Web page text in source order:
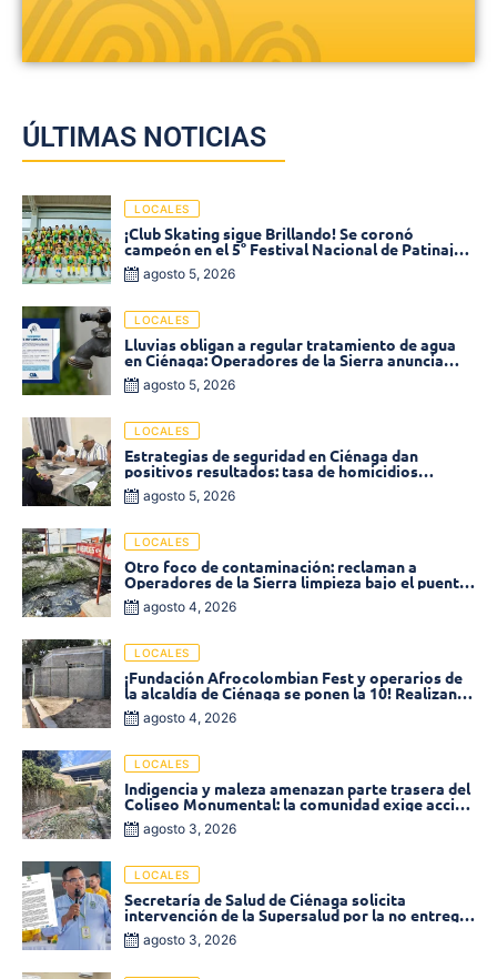
ÚLTIMAS NOTICIAS
LOCALES
¡Club Skating sigue Brillando! Se coronó
campeón en el 5° Festival Nacional de Patinaje
«Soledad sobre Ruedas»
agosto 5, 2026
LOCALES
Lluvias obligan a regular tratamiento de agua
en Ciénaga: Operadores de la Sierra anuncia
baja presión en varios sectores
agosto 5, 2026
LOCALES
Estrategias de seguridad en Ciénaga dan
positivos resultados: tasa de homicidios
disminuyó un 58% en 2026
agosto 5, 2026
LOCALES
Otro foco de contaminación: reclaman a
Operadores de la Sierra limpieza bajo el puente
de la calle 19 con carrera 11
agosto 4, 2026
LOCALES
¡Fundación Afrocolombian Fest y operarios de
la alcaldía de Ciénaga se ponen la 10! Realizan
limpieza de la parte posterior del Coliseo
Monumental
agosto 4, 2026
LOCALES
Indigencia y maleza amenazan parte trasera del
Coliseo Monumental: la comunidad exige acción
inmediata!
agosto 3, 2026
LOCALES
Secretaría de Salud de Ciénaga solicita
intervención de la Supersalud por la no entrega
de medicamentos en las EPS
agosto 3, 2026